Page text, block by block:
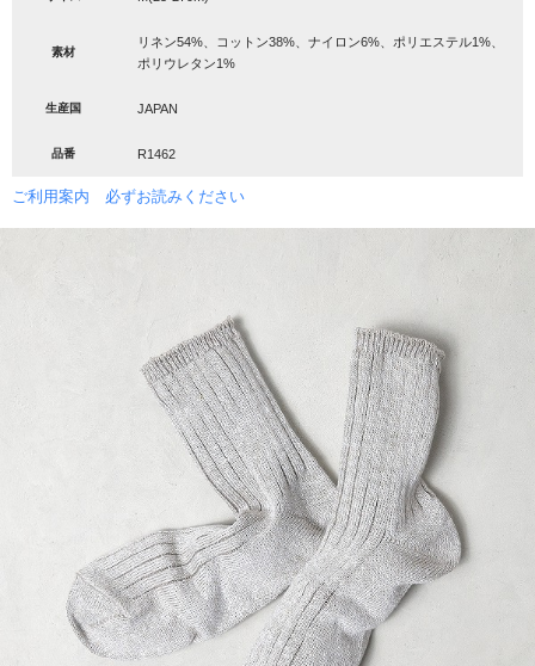
素材
リネン54%、コットン38%、ナイロン6%、ポリエステル1%、
ポリウレタン1%
生産国 JAPAN
品番 R1462
ご利用案内 必ずお読みください